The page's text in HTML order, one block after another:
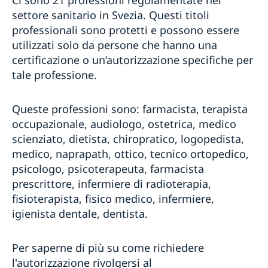
settore sanitario in Svezia. Questi titoli
professionali sono protetti e possono essere
utilizzati solo da persone che hanno una
certificazione o un’autorizzazione specifiche per
tale professione.
Queste professioni sono: farmacista, terapista
occupazionale, audiologo, ostetrica, medico
scienziato, dietista, chiropratico, logopedista,
medico, naprapath, ottico, tecnico ortopedico,
psicologo, psicoterapeuta, farmacista
prescrittore, infermiere di radioterapia,
fisioterapista, fisico medico, infermiere,
igienista dentale, dentista.
Per saperne di più su come richiedere
l'autorizzazione rivolgersi al